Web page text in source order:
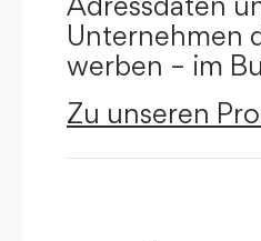
Unternehmen
werben – im
Zu unseren